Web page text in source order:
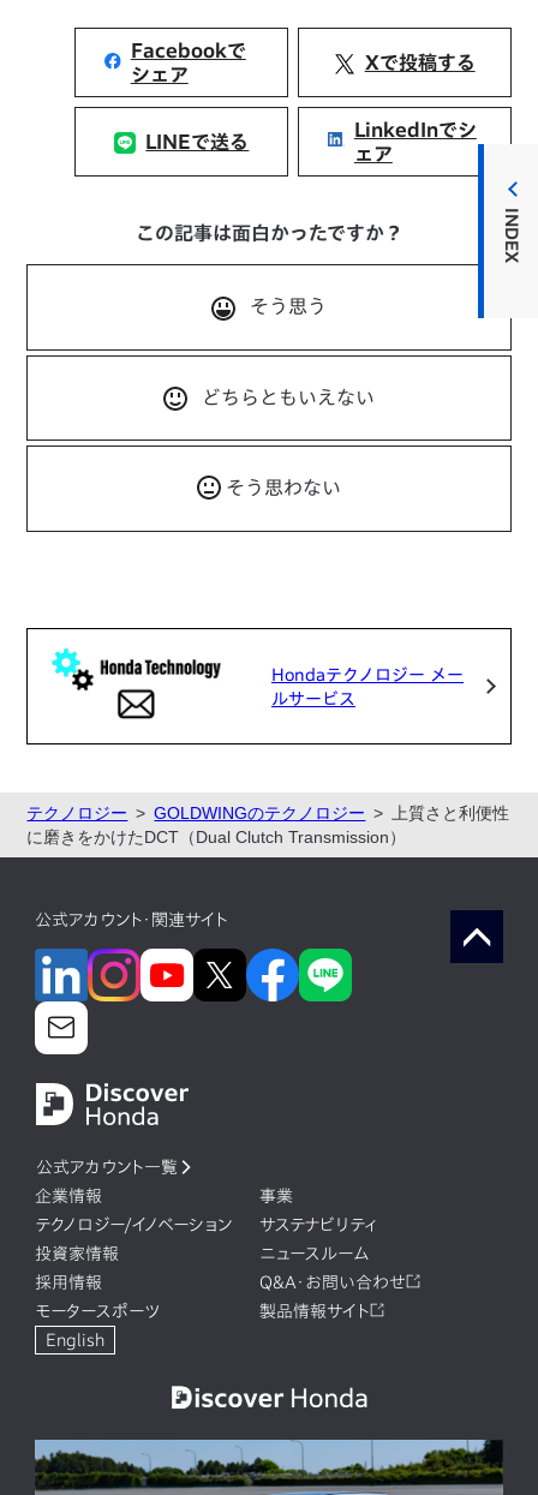
INDEX
Facebookで
シェア
Xで投稿する
LINEで送る
LinkedInでシ
ェア
この記事は面白かったですか？
そう思う
どちらともいえない
そう思わない
Hondaテクノロジー メー
ルサービス
テクノロジー GOLDWINGのテクノロジー
上質さと利便性
に磨きをかけたDCT（Dual Clutch Transmission）
公式アカウント・関連サイト
公式アカウント一覧
企業情報
事業
テクノロジー/イノベーション
サステナビリティ
投資家情報
ニュースルーム
採用情報
Q&A・お問い合わせ
モータースポーツ
製品情報サイト
English